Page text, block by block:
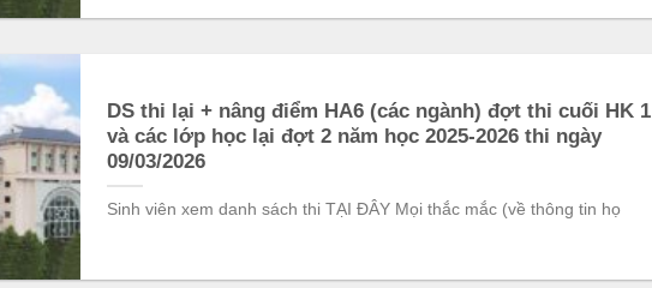
DS thi lại + nâng điểm HA6 (các ngành) đợt thi cuối HK 1
và các lớp học lại đợt 2 năm học 2025-2026 thi ngày
09/03/2026
Sinh viên xem danh sách thi TẠI ĐÂY Mọi thắc mắc (về thông tin họ